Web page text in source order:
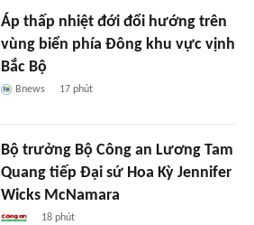
Áp thấp nhiệt đới đổi hướng trên
vùng biển phía Đông khu vực vịnh
Bắc Bộ
Bnews 17 phút
Bộ trưởng Bộ Công an Lương Tam
Quang tiếp Đại sứ Hoa Kỳ Jennifer
Wicks McNamara
18 phút